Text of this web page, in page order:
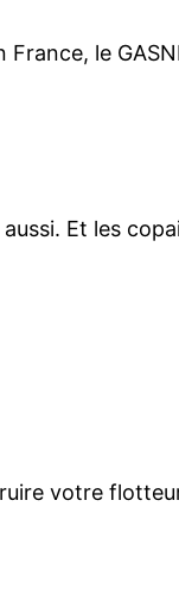
le
Et les
votre